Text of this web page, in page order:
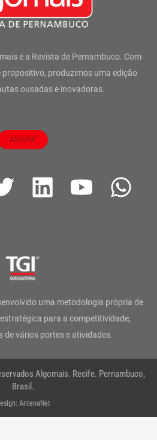
é a Revista de Pernambuco. Com
produzimos uma edição
ousadas e inovadoras.
ASSINE
T
t
e
r
L
d
i
n
Y
b
e
W
a
p
uma metodologia própria de
para a competitividade,
de vários portes e atividades.
Algomais. Recife. Pernambuco,
Brasil.
AntenaNet